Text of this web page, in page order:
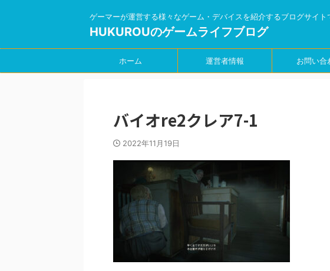
ゲーマーが運営する様々なゲーム・デバイスを紹介するブログサイト
HUKUROUのゲームライフブログ
ホーム 運営者情報 お問い合
バイオre2クレア7-1
2022年11月19日